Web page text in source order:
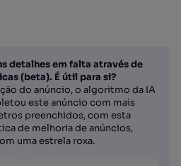
detalhes em falta através de
(beta). É útil para si?
do anúncio, o algoritmo da IA
este anúncio com mais
preenchidos, com esta
de melhoria de anúncios,
uma estrela roxa.